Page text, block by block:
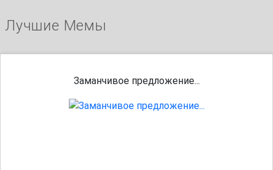
Лучшие Мемы
Заманчивое предложение...